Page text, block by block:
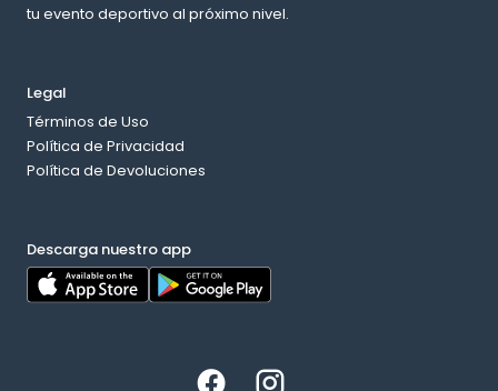
tu evento deportivo al próximo nivel.
Legal
Términos de Uso
Política de Privacidad
Política de Devoluciones
Descarga nuestro app